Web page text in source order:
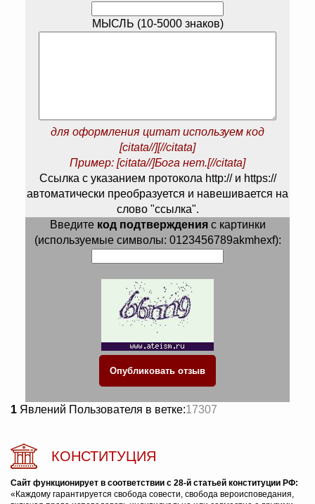
МЫСЛЬ (10-5000 знаков)
для оформления цитат используем код
[citata//][//citata]
Пример: [citata//]Бога нет.[//citata]
Ссылка с указанием протокола http:// и https://
автоматически преобразуется и навешивается на
слово "ссылка".
Введите код подтвержденияс картинки
(используемые символы: 0123456789akmhexf):
1 Явлений Пользователя в ветке:17307
КОНСТИТУЦИЯ
Сайт функционирует в соответствии с 28-й статьей конституции РФ:
«Каждому гарантируется свобода совести, свобода вероисповедания,